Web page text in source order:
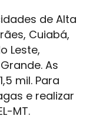
de Alta
Cuiabá,
Leste,
As
mil. Para
e realizar
MT.